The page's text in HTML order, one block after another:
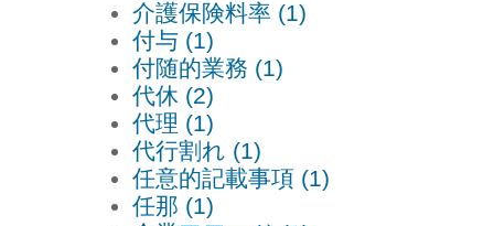
介護保険料率 (1)
付与 (1)
付随的業務 (1)
代休 (2)
代理 (1)
代行割れ (1)
任意的記載事項 (1)
任那 (1)